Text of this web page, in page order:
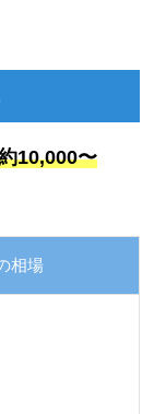
10,000〜
相場